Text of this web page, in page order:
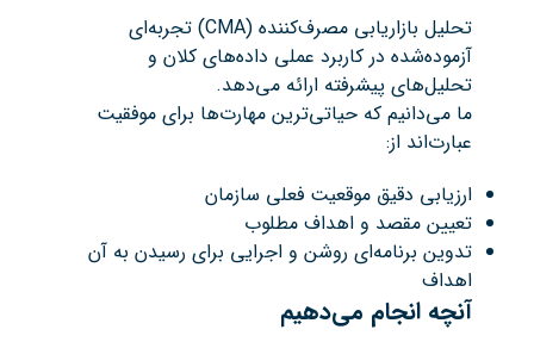
تحلیل بازاریابی مصرف‌کننده (CMA) تجربه‌ای
آزموده‌شده در کاربرد عملی داده‌های کلان و
تحلیل‌های پیشرفته ارائه می‌دهد.
ما می‌دانیم که حیاتی‌ترین مهارت‌ها برای موفقیت
عبارت‌اند از:
ارزیابی دقیق موقعیت فعلی سازمان
تعیین مقصد و اهداف مطلوب
تدوین برنامه‌ای روشن و اجرایی برای رسیدن به آن
اهداف
آنچه انجام می‌دهیم